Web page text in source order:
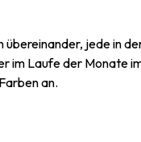
jede in
im Laufe der Monate
an.